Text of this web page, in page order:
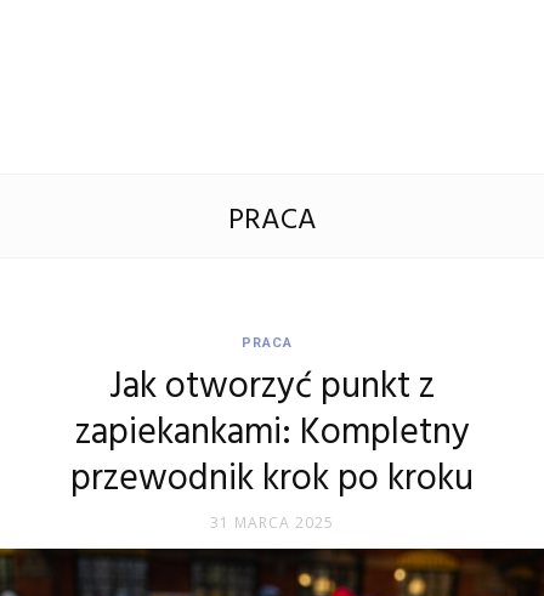
PRACA
PRACA
Jak otworzyć punkt z
zapiekankami: Kompletny
przewodnik krok po kroku
31 MARCA 2025